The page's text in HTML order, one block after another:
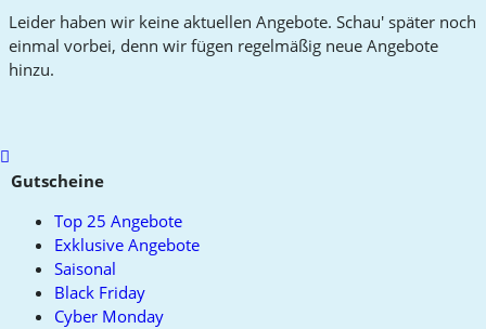
Leider haben wir keine aktuellen Angebote. Schau' später noch
einmal vorbei, denn wir fügen regelmäßig neue Angebote
hinzu.
Scroll
toGutscheine
Top 25 Angebote
Exklusive Angebote
Saisonal
Black Friday
Cyber Monday